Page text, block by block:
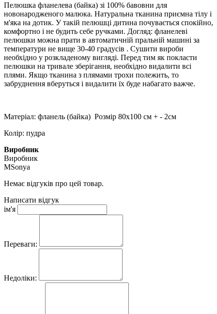
Пелюшка фланелева (байка) зі 100% бавовни для
новонародженого малюка. Натуральна тканина приємна тілу і
м'яка на дотик. У такій пелюшці дитина почувається спокійно,
комфортно і не будить себе ручками. Догляд: фланелеві
пелюшки можна прати в автоматичній пральній машині за
температури не вище 30-40 градусів . Сушити вироби
необхідно у розкладеному вигляді. Перед тим як покласти
пелюшки на тривале зберігання, необхідно видалити всі
плями. Якщо тканина з плямами трохи полежить, то
забруднення вберуться і видалити їх буде набагато важче.
Матеріал: фланель (байка) Розмір 80х100 см + - 2см
Колір: пудра
Виробник
Виробник
MSonya
Немає відгуків про цей товар.
Написати відгук
ім'я
Переваги:
Недоліки: